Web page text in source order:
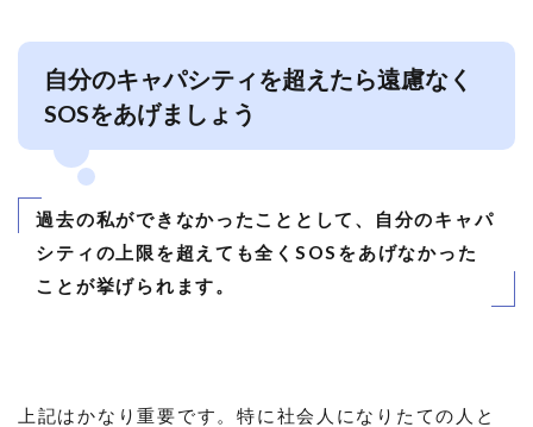
自分のキャパシティを超えたら遠慮なく
SOSをあげましょう
過去の私ができなかったこととして、自分のキャパ
シティの上限を超えても全くSOSをあげなかった
ことが挙げられます。
上記はかなり重要です。特に社会人になりたての人と